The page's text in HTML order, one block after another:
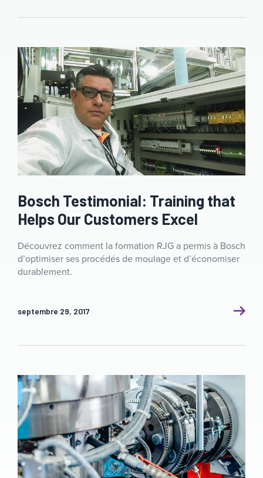
Bosch Testimonial: Training that
Helps Our Customers Excel
Découvrez comment la formation RJG a permis à Bosch
d’optimiser ses procédés de moulage et d’économiser
durablement.
septembre 29, 2017